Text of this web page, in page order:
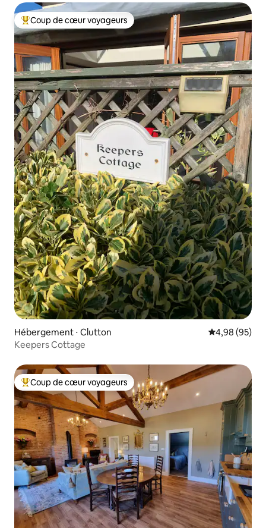
Coups de cœur voyageurs les plus appréciés
Coup de cœur voyageurs
Hébergement ⋅ Clutton Évaluation
4,98 (95)
Keepers Cottage
Coups de cœur voyageurs les plus appréciés
Coup de cœur voyageurs